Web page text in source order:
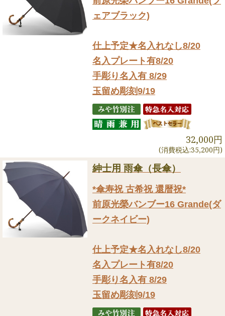
ェアブラック)
仕上予定★名入れなし8/20
名入プレート有8/20
手彫り名入有 8/29
玉留め彫刻9/19
32,000円
(消費税込:35,200円)
紳士用 雨傘（長傘）
*傘寿祝 古希祝 還暦祝*
前原光榮バンブー16 Grande(ダ
ークネイビー)
仕上予定★名入れなし8/20
名入プレート有8/20
手彫り名入有 8/29
玉留め彫刻9/19